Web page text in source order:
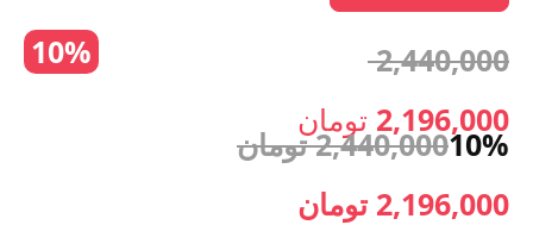
2,196,000 تومان.
10% 2,440,000
اصلی: 2,196,000 تومان
10%
2,440,000 تومان
قیمت
2,196,000 تومان